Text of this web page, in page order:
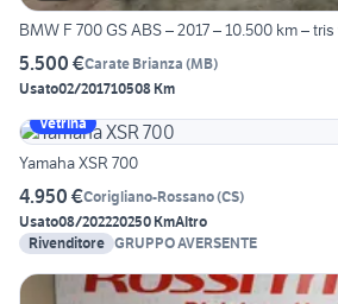
BMW F 700 GS ABS – 2017 – 10.500 km –
5.500 €Carate Brianza (MB)
Usato02/201710508 Km
Vetrina
Yamaha XSR 700
4.950 €Corigliano-Rossano(CS)
Usato08/202220250 KmAltro
Rivenditore GRUPPO AVERSENTE